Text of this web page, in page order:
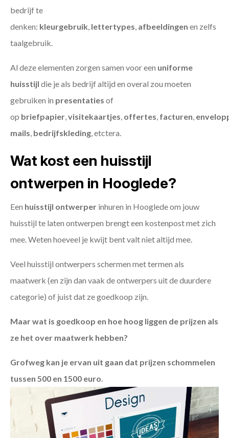
bedrijf te
denken: kleurgebruik, lettertypes, afbeeldingen en zelfs
taalgebruik.
Al deze elementen zorgen samen voor een uniforme
huisstijl die je als bedrijf altijd en overal zou moeten
gebruiken in presentaties of
op briefpapier,visitekaartjes, offertes, facturen,
mails, bedrijfskleding, etctera.
Wat kost een huisstijl
ontwerpen in Hooglede?
Een huisstijl ontwerper inhuren in Hooglede om jouw
huisstijl te laten ontwerpen brengt een kostenpost met zich
mee. Weten hoeveel je kwijt bent valt niet altijd mee.
Veel huisstijl ontwerpers schermen met termen als
maatwerk (en zijn dan vaak de ontwerpers uit de duurdere
categorie) of juist dat ze goedkoop zijn.
Maar wat is goedkoop en hoe hoog liggen de prijzen als
ze het over maatwerk hebben?
Grofweg kan je ervan uit gaan dat prijzen schommelen
tussen 500 en 1500 euro.